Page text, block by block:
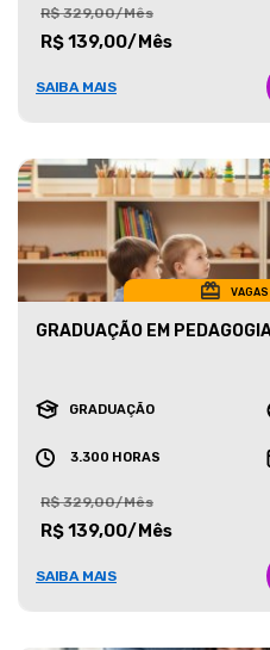
R$ 329,00/Mês
R$ 139,00/Mês
SAIBA MAIS
GRADUAÇÃO EM
GRADUAÇÃO
3.300 HORAS
R$ 329,00/Mês
R$ 139,00/Mês
SAIBA MAIS